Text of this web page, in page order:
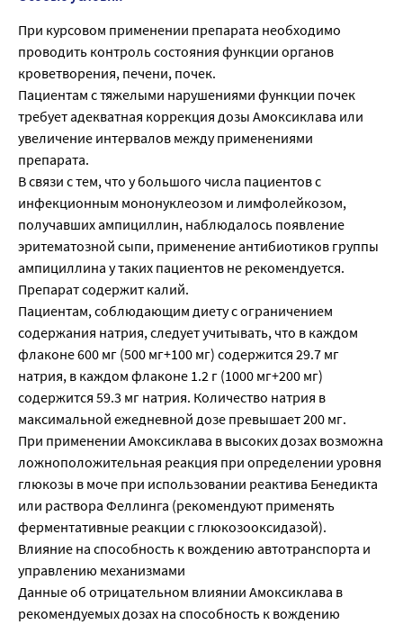
При курсовом применении препарата необходимо
проводить контроль состояния функции органов
кроветворения, печени, почек.
Пациентам с тяжелыми нарушениями функции почек
требует адекватная коррекция дозы Амоксиклава или
увеличение интервалов между применениями
препарата.
В связи с тем, что у большого числа пациентов с
инфекционным мононуклеозом и лимфолейкозом,
получавших ампициллин, наблюдалось появление
эритематозной сыпи, применение антибиотиков группы
ампициллина у таких пациентов не рекомендуется.
Препарат содержит калий.
Пациентам, соблюдающим диету с ограничением
содержания натрия, следует учитывать, что в каждом
флаконе 600 мг (500 мг+100 мг) содержится 29.7 мг
натрия, в каждом флаконе 1.2 г (1000 мг+200 мг)
содержится 59.3 мг натрия. Количество натрия в
максимальной ежедневной дозе превышает 200 мг.
При применении Амоксиклава в высоких дозах возможна
ложноположительная реакция при определении уровня
глюкозы в моче при использовании реактива Бенедикта
или раствора Феллинга (рекомендуют применять
ферментативные реакции с глюкозооксидазой).
Влияние на способность к вождению автотранспорта и
управлению механизмами
Данные об отрицательном влиянии Амоксиклава в
рекомендуемых дозах на способность к вождению